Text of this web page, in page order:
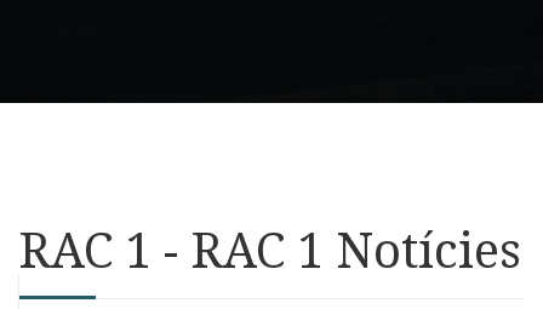
RAC 1 - RAC 1 Notícies